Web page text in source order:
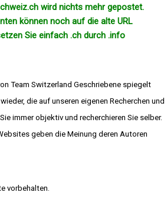
wird nichts mehrgepostet.
können noch auf die alte URL
Sie einfach .ch durch .info
Team Switzerland Geschriebene spiegelt
die auf unseren eigenen Recherchen und
immer objektiv und recherchieren Sie selber.
geben die Meinung deren Autoren
vorbehalten.